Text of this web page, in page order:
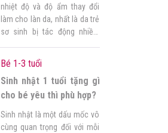
nhiệt độ và độ ẩm thay đổi
làm cho làn da, nhất là da trẻ
sơ sinh bị tác động nhiều.
sơ sinh có được là từ sữa
nên môi bé sẽ khô hơn người
lớn và có thể dễ dàng bị […]
Bé 1-3 tuổi
Sinh nhật 1 tuổi tặng gì
cho bé yêu thì phù hợp?
Sinh nhật là một dấu mốc vô
cùng quan trọng đối với mỗi